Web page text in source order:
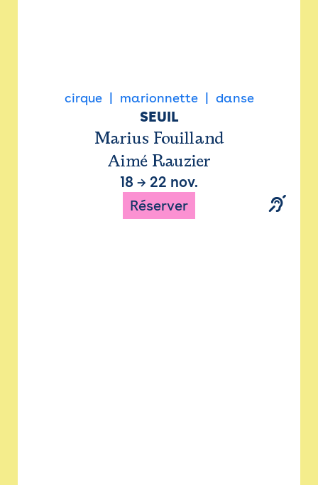
cirque marionnette danse
SEUIL
Marius Fouilland
Aimé Rauzier
18 → 22 nov.
Réserver